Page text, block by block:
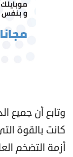
وتابع أن جميع
كانت بالقوة
أزمة التضخم